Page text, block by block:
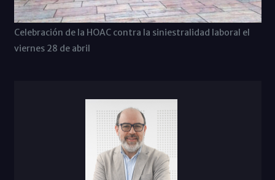
Celebración de la HOAC contra la siniestralidad laboral el
viernes 28 de abril